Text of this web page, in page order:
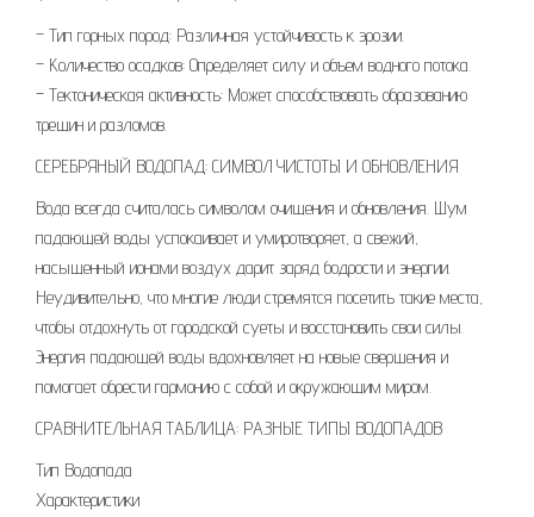
– Тип горных пород: Различная устойчивость к эрозии.
– Количество осадков: Определяет силу и объем водного потока.
– Тектоническая активность: Может способствовать образованию
трещин и разломов.
СЕРЕБРЯНЫЙ ВОДОПАД: СИМВОЛ ЧИСТОТЫ И ОБНОВЛЕНИЯ
Вода всегда считалась символом очищения и обновления. Шум
падающей воды успокаивает и умиротворяет, а свежий,
насыщенный ионами воздух дарит заряд бодрости и энергии.
Неудивительно, что многие люди стремятся посетить такие места,
чтобы отдохнуть от городской суеты и восстановить свои силы.
Энергия падающей воды вдохновляет на новые свершения и
помогает обрести гармонию с собой и окружающим миром.
СРАВНИТЕЛЬНАЯ ТАБЛИЦА: РАЗНЫЕ ТИПЫ ВОДОПАДОВ
Тип Водопада
Характеристики